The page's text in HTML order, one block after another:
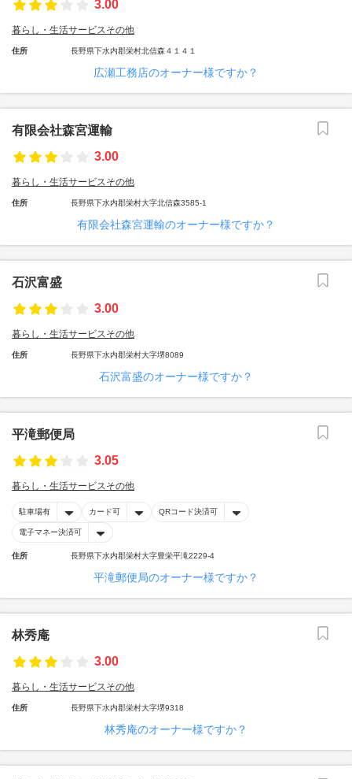
3.00
暮らし・生活サービスその他
住所 長野県下水内郡栄村北信森４１４１
広瀬工務店のオーナー様ですか？
有限会社森宮運輸
3.00
暮らし・生活サービスその他
住所 長野県下水内郡栄村大字北信森3585-1
有限会社森宮運輸のオーナー様ですか？
石沢富盛
3.00
暮らし・生活サービスその他
住所 長野県下水内郡栄村大字堺8089
石沢富盛のオーナー様ですか？
平滝郵便局
3.05
暮らし・生活サービスその他
駐車場有 カード可 QRコード決済可
電子マネー決済可
住所 長野県下水内郡栄村大字豊栄平滝2229-4
平滝郵便局のオーナー様ですか？
林秀庵
3.00
暮らし・生活サービスその他
住所 長野県下水内郡栄村大字堺9318
林秀庵のオーナー様ですか？